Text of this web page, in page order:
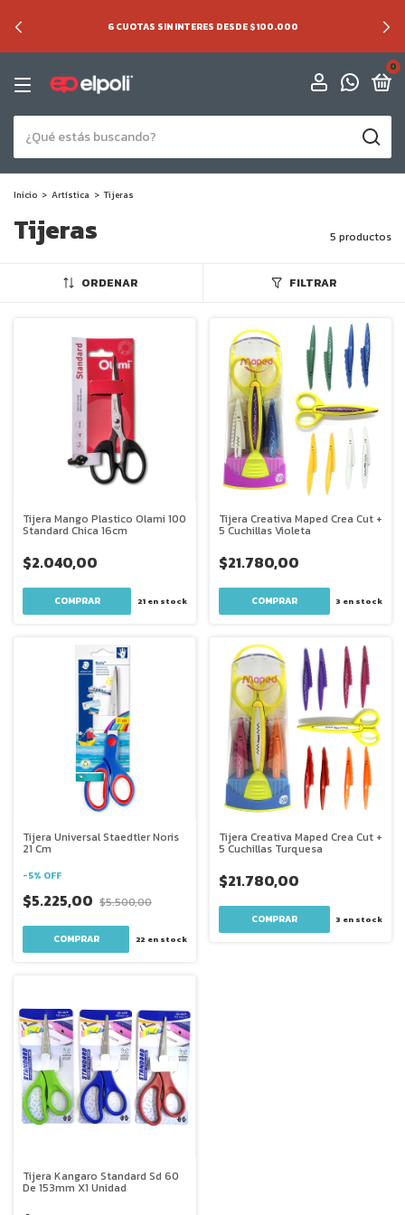
6 CUOTAS SIN INTERES DESDE $100.000
0
Inicio > Artística > Tijeras
Tijeras 5 productos
ORDENAR FILTRAR
Tijera Mango Plastico Olami 100
Standard Chica 16cm
$2.040,00
21en stock
Tijera Creativa Maped Crea Cut +
5 Cuchillas Violeta
$21.780,00
3 en stock
Tijera Universal Staedtler Noris
21 Cm
-5% OFF
$5.225,00 $5.500,00
22 en stock
Tijera Creativa Maped Crea Cut +
5 Cuchillas Turquesa
$21.780,00
3 en stock
Tijera Kangaro Standard Sd 60
De 153mm X1 Unidad